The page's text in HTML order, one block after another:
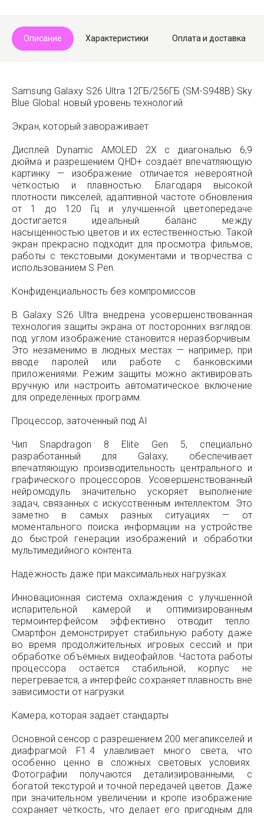
Описание Характеристики Оплата и доставка
Samsung Galaxy S26 Ultra 12ГБ/256ГБ (SM-S948B) Sky
Blue Global: новый уровень технологий
Экран, который завораживает
Дисплей Dynamic AMOLED 2X с диагональю 6,9
дюйма и разрешением QHD+ создаёт впечатляющую
картинку — изображение отличается невероятной
чёткостью и плавностью. Благодаря высокой
плотности пикселей, адаптивной частоте обновления
от 1 до 120 Гц и улучшенной цветопередаче
достигается идеальный баланс между
насыщенностью цветов и их естественностью. Такой
экран прекрасно подходит для просмотра фильмов,
работы с текстовыми документами и творчества с
использованием S Pen.
Конфиденциальность без компромиссов
В Galaxy S26 Ultra внедрена усовершенствованная
технология защиты экрана от посторонних взглядов:
под углом изображение становится неразборчивым.
Это незаменимо в людных местах — например, при
вводе паролей или работе с банковскими
приложениями. Режим защиты можно активировать
вручную или настроить автоматическое включение
для определённых программ.
Процессор, заточенный под AI
Чип Snapdragon 8 Elite Gen 5, специально
разработанный для Galaxy, обеспечивает
впечатляющую производительность центрального и
графического процессоров. Усовершенствованный
нейромодуль значительно ускоряет выполнение
задач, связанных с искусственным интеллектом. Это
заметно в самых разных ситуациях — от
моментального поиска информации на устройстве
до быстрой генерации изображений и обработки
мультимедийного контента.
Надёжность даже при максимальных нагрузках
Инновационная система охлаждения с улучшенной
испарительной камерой и оптимизированным
термоинтерфейсом эффективно отводит тепло.
Смартфон демонстрирует стабильную работу даже
во время продолжительных игровых сессий и при
обработке объёмных видеофайлов. Частота работы
процессора остаётся стабильной, корпус не
перегревается, а интерфейс сохраняет плавность вне
зависимости от нагрузки.
Камера, которая задаёт стандарты
Основной сенсор с разрешением 200 мегапикселей и
диафрагмой F1.4 улавливает много света, что
особенно ценно в сложных световых условиях.
Фотографии получаются детализированными, с
богатой текстурой и точной передачей цветов. Даже
при значительном увеличении и кропе изображение
сохраняет чёткость, что делает его пригодным для